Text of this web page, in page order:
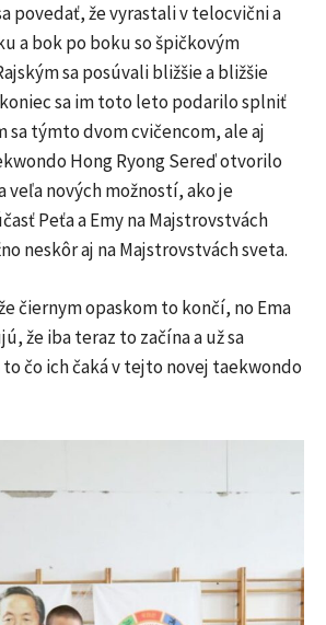
povedať, že vyrastali v telocvični a
a bok po boku so špičkovým
sa posúvali bližšie a bližšie
sa im toto leto podarilo splniť
sa týmto dvom cvičencom, ale aj
Hong Ryong Sereď otvorilo
veľa nových možností, ako je
Peťa a Emy na Majstrovstvách
neskôr aj na Majstrovstvách sveta.
čiernym opaskom to končí, no Ema
že iba teraz to začína a už sa
čo ich čaká v tejto novej taekwondo